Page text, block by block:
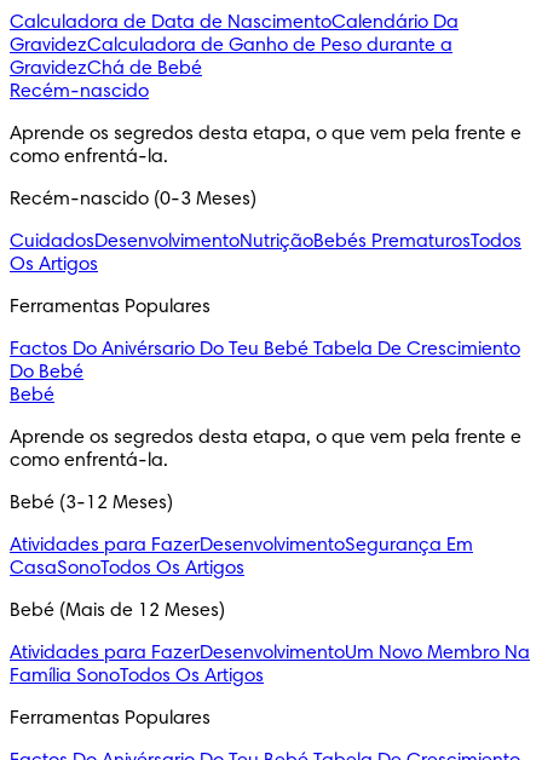
Calculadora de Data de NascimentoCalendário Da
GravidezCalculadora de Ganho de Peso durante a
GravidezChá de Bebé
Recém-nascido
Aprende os segredos desta etapa, o que vem pela frente e
como enfrentá-la.
Recém-nascido (0-3 Meses)
CuidadosDesenvolvimentoNutriçãoBebés PrematurosTodos
Os Artigos
Ferramentas Populares
Factos Do Anivérsario Do Teu Bebé Tabela De Crescimiento
Do Bebé
Bebé
Aprende os segredos desta etapa, o que vem pela frente e
como enfrentá-la.
Bebé (3-12 Meses)
Atividades para FazerDesenvolvimentoSegurança Em
CasaSonoTodos Os Artigos
Bebé (Mais de 12 Meses)
Atividades para FazerDesenvolvimentoUm Novo Membro Na
Família SonoTodos Os Artigos
Ferramentas Populares